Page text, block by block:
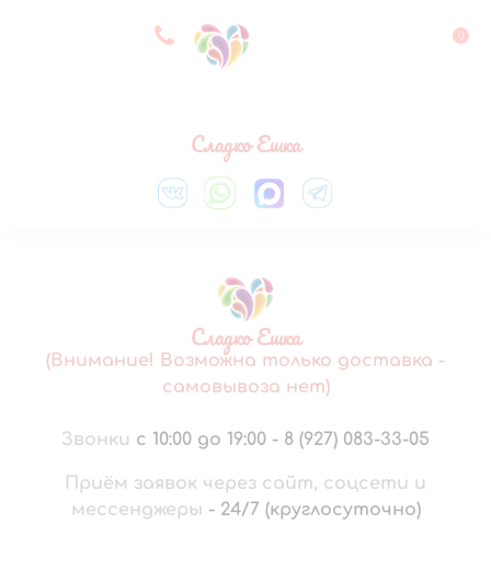
8 927 083 33 05 0
Сладко Ешка
Сладко Ешка
(Внимание! Возможна только доставка -
самовывоза нет)
Звонки с 10:00 до 19:00 - 8 (927) 083-33-05
Приём заявок через сайт, соцсети и
мессенджеры - 24/7 (круглосуточно)